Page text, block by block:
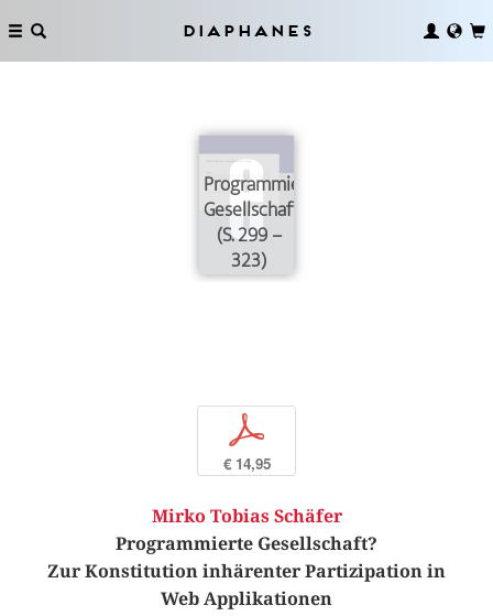
Diaphanes
Programmierte
Gesellschaft?
(S. 299 –
323)
p
€ 14,95
Mirko Tobias Schäfer
Programmierte Gesellschaft?
Zur Konstitution inhärenter Partizipation in
Web Applikationen